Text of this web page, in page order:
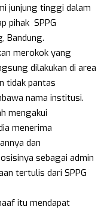
junjung tinggi dalam
pihak SPPG
Bandung.
merokok yang
dilakukan di area
tidak pantas
nama institusi.
mengakui
menerima
dan
sebagai admin
tertulis dari SPPG
itu mendapat